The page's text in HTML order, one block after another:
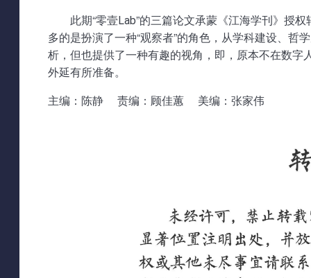
此期“零壹Lab”的三篇论文承蒙《江海学刊》授
多的是扮演了一种“观察者”的角色，从学科建设、哲
析，但也提供了一种有趣的视角，即，原本不在数字
外延有所准备。
主编：陈静 责编：顾佳蕙 美编：张家伟